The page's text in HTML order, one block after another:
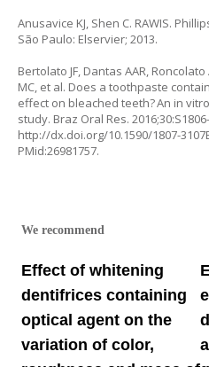
Anusavice KJ, Shen C. RAWIS.
São Paulo: Elservier; 2013.
Bertolato JF, Dantas AAR,
MC, et al. Does a toothpaste
effect on bleached teeth? An in
study. Braz Oral Res.
http://dx.doi.org/10.1590/1807-
PMid:26981757.
We recommend
Effect of whitening
dentifrices containing
optical agent on the
variation of color,